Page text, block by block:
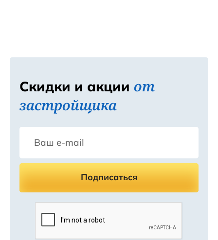
Скидки и акции от
застройщика
Подписаться